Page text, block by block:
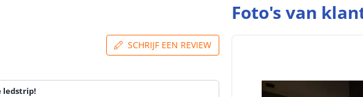
SCHRIJF EEN REVIEW
ledstrip!
Foto's van